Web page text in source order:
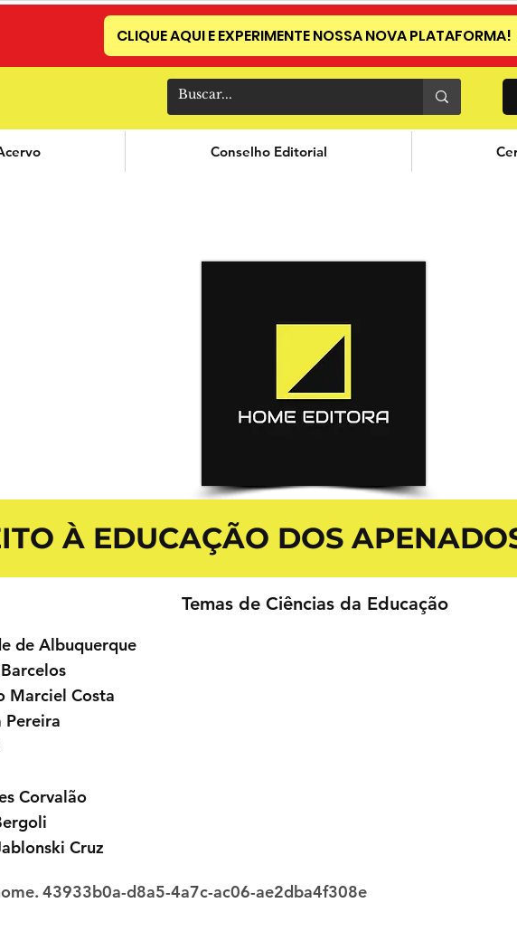
CLIQUE AQUI E EXPERIMENTE NOSSA NOVA PLATAFORMA!
Conselho Editorial
À EDUCAÇÃO DOS
Temas de Ciências da Educação
de Albuquerque
Marciel Costa
Pereira
Corvalão
Cruz
43933b0a-d8a5-4a7c-ac06-ae2dba4f308e